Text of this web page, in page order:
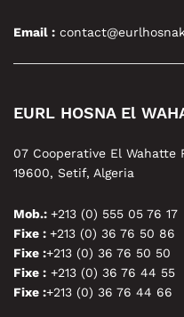
Email :
EURL HOSNA El
07 Cooperative El Wahatte
19600, Setif, Algeria
Mob.: +213 (0) 555 05 76 17
Fixe : +213 (0) 36 76 50 86
Fixe :+213 (0) 36 76 50 50
Fixe : +213 (0) 36 76 44 55
Fixe :+213 (0) 36 76 44 66